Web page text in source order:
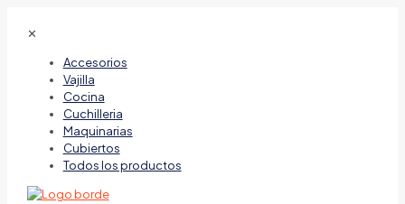
✕
Accesorios
Vajilla
Cocina
Cuchilleria
Maquinarias
Cubiertos
Todos los productos